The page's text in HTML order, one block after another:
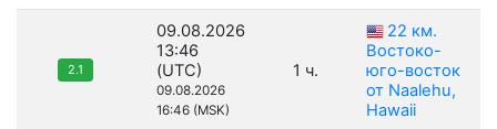
2.1
09.08.2026
13:46
(UTC)
09.08.2026
16:46 (MSK)
1 ч.
22 км.
Востоко-
юго-восток
от Naalehu,
Hawaii